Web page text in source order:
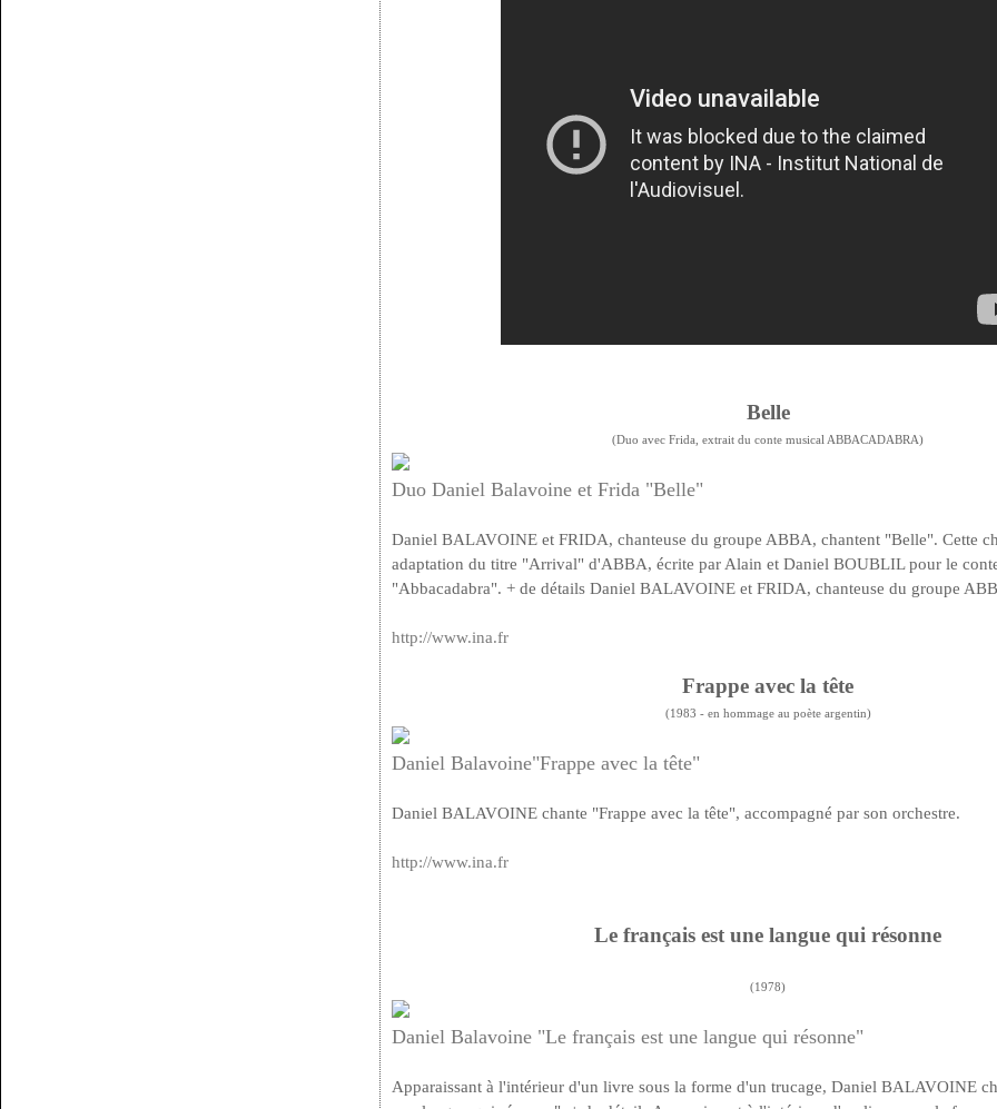
Belle
(Duo avec Frida, extrait du conte musical ABBACADABRA)
Duo Daniel Balavoine et Frida "Belle"
Daniel BALAVOINE et FRIDA, chanteuse du groupe ABBA, chantent "Belle". Cette
adaptation du titre "Arrival" d'ABBA, écrite par Alain et Daniel BOUBLIL pour le
"Abbacadabra". + de détails Daniel BALAVOINE et FRIDA, chanteuse du groupe
http://www.ina.fr
Frappe avec la tête
(1983 - en hommage au poète argentin)
Daniel Balavoine"Frappe avec la tête"
Daniel BALAVOINE chante "Frappe avec la tête", accompagné par son orchestre.
http://www.ina.fr
Le français est une langue qui résonne
(1978)
Daniel Balavoine "Le français est une langue qui résonne"
Apparaissant à l'intérieur d'un livre sous la forme d'un trucage, Daniel BALAVOINE